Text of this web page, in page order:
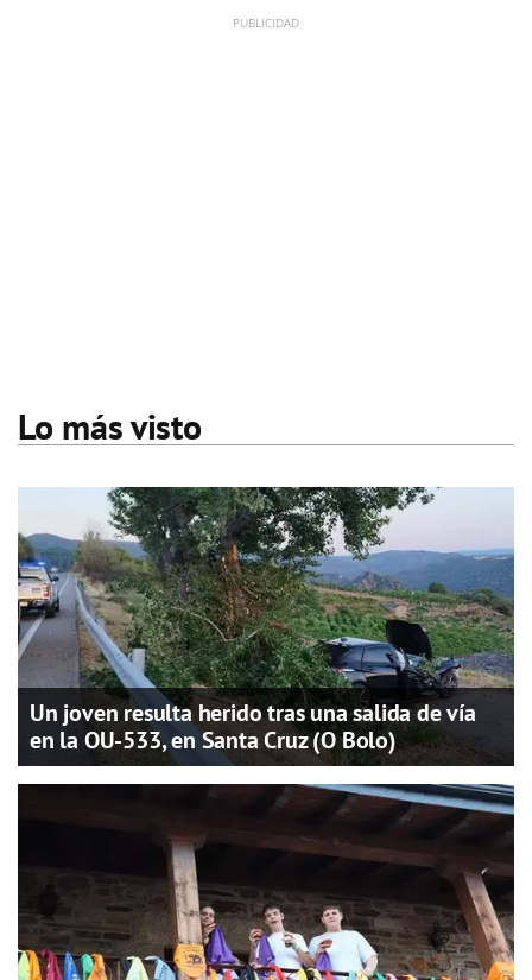
Lo más visto
Un joven resulta herido tras una salida de vía
en la OU-533, en Santa Cruz (O Bolo)